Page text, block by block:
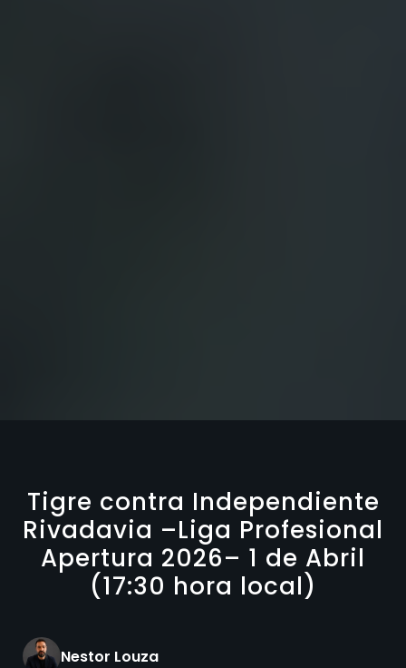
Tigre contra Independiente
Rivadavia –Liga Profesional
Apertura 2026– 1 de Abril
(17:30 hora local)
Nestor Louza